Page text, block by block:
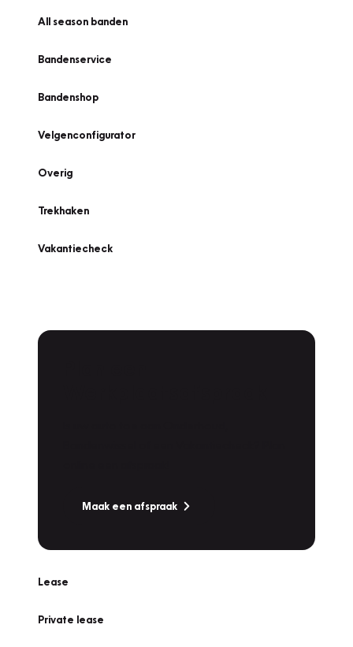
All season banden
Bandenservice
Bandenshop
Velgenconfigurator
Overig
Trekhaken
Vakantiecheck
Maak een afspraak
Lease
Private lease